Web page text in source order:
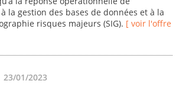
la gestion des bases de données et à la
risques majeurs (SIG). [ voir l'offre
23/01/2023